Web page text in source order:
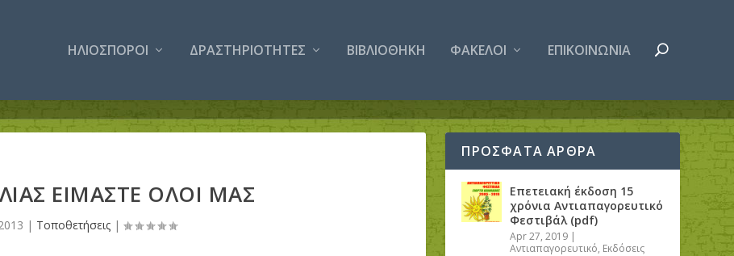
ΗΛΙΟΣΠΟΡΟΙ ΔΡΑΣΤΗΡΙΟΤΗΤΕΣ ΒΙΒΛΙΟΘΗΚΗ ΦΑΚΕΛΟΙ ΕΠΙΚΟΙΝΩΝΙΑ
ΕΙΜΑΣΤΕ ΟΛΟΙ ΜΑΣ
| Τοποθετήσεις|
ΠΡΟΣΦΑΤΑ ΑΡΘΡΑ
Επετειακή έκδοση 15
χρόνια Αντιαπαγορευτικό
Φεστιβάλ (pdf)
Apr 27, 2019 |
Αντιαπαγορευτικό, Εκδόσεις